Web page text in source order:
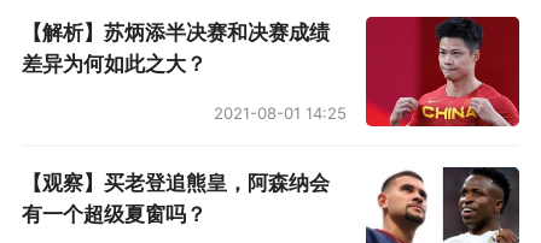
【解析】苏炳添半决赛和决赛成绩
差异为何如此之大？
2021-08-01 14:25
【观察】买老登追熊皇，阿森纳会
有一个超级夏窗吗？